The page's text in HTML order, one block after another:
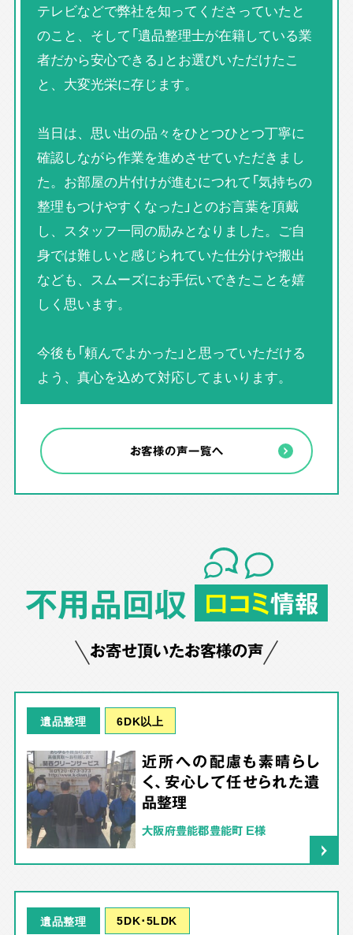
テレビなどで弊社を知ってくださっていたと
のこと、そして「遺品整理士が在籍している業
者だから安心できる」とお選びいただけたこ
と、大変光栄に存じます。
当日は、思い出の品々をひとつひとつ丁寧に
確認しながら作業を進めさせていただきまし
た。お部屋の片付けが進むにつれて「気持ちの
整理もつけやすくなった」とのお言葉を頂戴
し、スタッフ一同の励みとなりました。ご自
身では難しいと感じられていた仕分けや搬出
なども、スムーズにお手伝いできたことを嬉
しく思います。
今後も「頼んでよかった」と思っていただける
よう、真心を込めて対応してまいります。
お客様の声一覧へ
不用品回収 口コミ情報
お寄せ頂いたお客様の声
遺品整理 6DK以上
近所への配慮も素晴らし
く、安心して任せられた遺
品整理
大阪府豊能郡豊能町 E様
遺品整理 5DK･5LDK